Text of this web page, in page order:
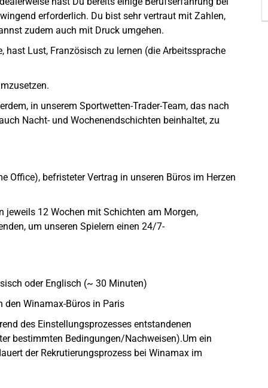
erforderlich. Du bist sehr vertraut mit Zahlen,
zudem auch mit Druck umgehen.
hast Lust, Französisch zu lernen (die Arbeitssprache
in unserem Sportwetten-Trader-Team, das nach
Nacht- und Wochenendschichten beinhaltet, zu
Office), befristeter Vertrag in unseren Büros im Herzen
jeweils 12 Wochen mit Schichten am Morgen,
um unseren Spielern einen 24/7-
oder Englisch (~ 30 Minuten)
den Winamax-Büros in Paris
des Einstellungsprozesses entstandenen
bestimmten Bedingungen/Nachweisen).Um ein
der Rekrutierungsprozess bei Winamax im